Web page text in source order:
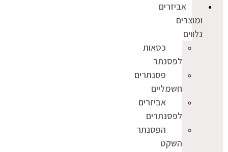
אביזרים
ומוצרים
נלווים
כסאות
לפסנתר
פסנתרים
חשמליים
אביזרים
לפסנתרים
הפסנתר
השקט